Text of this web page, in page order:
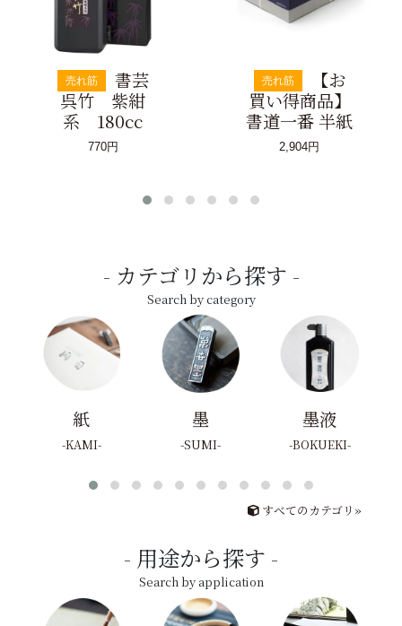
売れ筋
書芸
呉竹 紫紺
系 180cc
770円
売れ筋
【お
買い得商品】
書道一番 半紙
2,904円
カテゴリから探す
Search by category
紙
KAMI
墨
SUMI
墨液
BOKUEKI
すべてのカテゴリ»
用途から探す
Search by application